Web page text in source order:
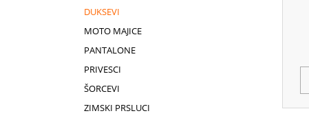
DUKSEVI
MOTO MAJICE
PANTALONE
PRIVESCI
ŠORCEVI
ZIMSKI PRSLUCI